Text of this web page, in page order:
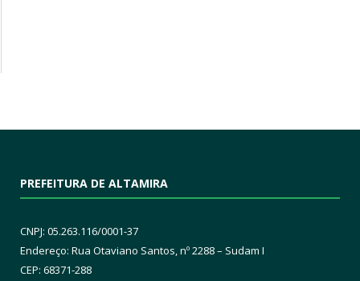
PREFEITURA DE ALTAMIRA
CNPJ: 05.263.116/0001-37
Endereço: Rua Otaviano Santos, nº 2288 – Sudam I
CEP: 68371-288